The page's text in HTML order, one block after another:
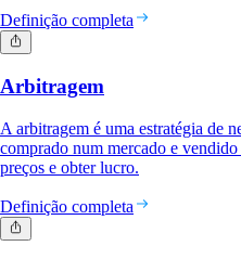
Definição completa
Arbitragem
A arbitragem é uma estratégia de
comprado num mercado e
preços e obter lucro.
Definição completa